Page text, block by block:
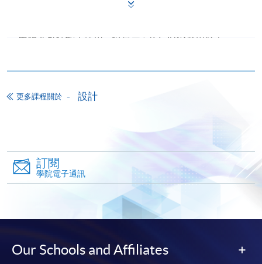
務，申請人可通過網上申請個別學歷頒授課程和報讀
申請人可在網上使用「繳費靈」(PPS) (不適用於手
Alipay) 或 「轉數快」(FPS) 繳付學費。
填寫網上報名表格
申請人可按該課程網頁的右上角的
圖示進入網上服務網頁，然
後按照指示填妥網上報名表格。
某些課程須甄選入學，並要求申請人上載課程網頁
中指定所須文件(如學歷證明)。系統只支援doc,
更多課程關於 設計
訂閱
學院電子通訊
Our Schools and Affiliates